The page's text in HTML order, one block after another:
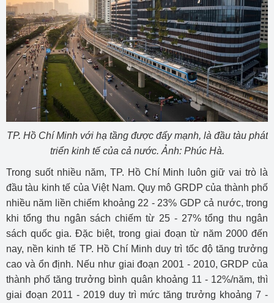
TP. Hồ Chí Minh với hạ tầng được đẩy mạnh, là đầu tàu phát
triển kinh tế của cả nước. Ảnh: Phúc Hà.
Trong suốt nhiều năm, TP. Hồ Chí Minh luôn giữ vai trò là
đầu tàu kinh tế của Việt Nam. Quy mô GRDP của thành phố
nhiều năm liền chiếm khoảng 22 - 23% GDP cả nước, trong
khi tổng thu ngân sách chiếm từ 25 - 27% tổng thu ngân
sách quốc gia. Đặc biệt, trong giai đoạn từ năm 2000 đến
nay, nền kinh tế TP. Hồ Chí Minh duy trì tốc độ tăng trưởng
cao và ổn định. Nếu như giai đoạn 2001 - 2010, GRDP của
thành phố tăng trưởng bình quân khoảng 11 - 12%/năm, thì
giai đoạn 2011 - 2019 duy trì mức tăng trưởng khoảng 7 -